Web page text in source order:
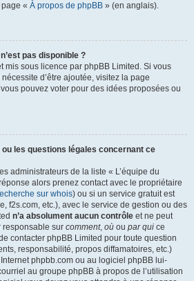
« À propos de phpBB » (en anglais).
pas disponible ?
mis sous licence par phpBB Limited. Si vous
d’être ajoutée, visitez la page
pouvez voter pour des idées proposées ou
les questions légales concernant ce
administrateurs de la liste « L’équipe du
alors prenez contact avec le propriétaire
sur whois) ou si un service gratuit est
f2s.com, etc.), avec le service de gestion ou des
n’a absolument aucun contrôle et ne peut
responsable sur comment, où ou par qui ce
contacter phpBB Limited pour toute question
responsabilité, propos diffamatoires, etc.)
phpbb.com ou au logiciel phpBB lui-
au groupe phpBB à propos de l’utilisation